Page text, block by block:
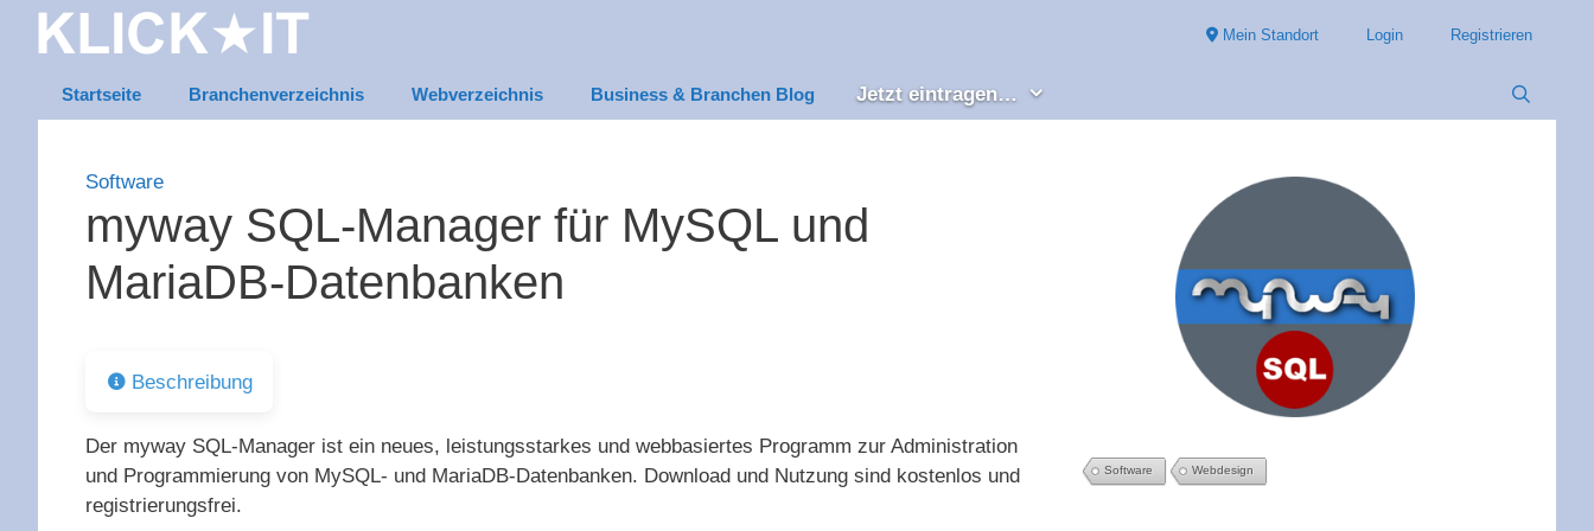
Inhalt
Mein Standort Login Registrieren
Startseite Branchenverzeichnis Webverzeichnis Business & Branchen Blog Jetzt eintragen…
Software
myway SQL-Manager für MySQL und
MariaDB-Datenbanken
Beschreibung
Der myway SQL-Manager ist ein neues, leistungsstarkes und webbasiertes Programm zur Administration
und Programmierung von MySQL- und MariaDB-Datenbanken. Download und Nutzung sind kostenlos und
registrierungsfrei.
Software Webdesign